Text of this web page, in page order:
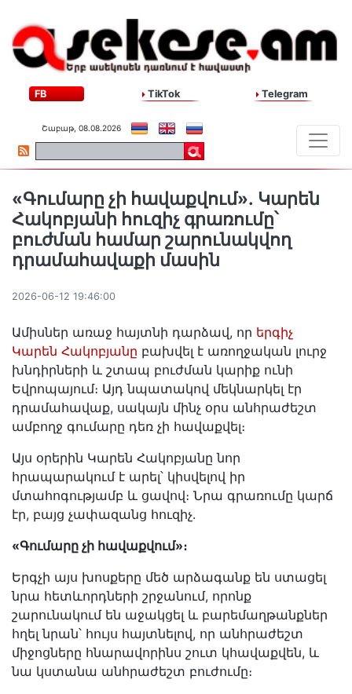
FB TikTok Telegram
Շաբաթ, 08.08.2026
«Գումարը չի հավաքվում»․ Կարեն
Հակոբյանի հուզիչ գրառումը՝
բուժման համար շարունակվող
դրամահավաքի մասին
2026-06-12 19:46:00
Ամիսներ առաջ հայտնի դարձավ, որ երգիչ
Կարեն Հակոբյանը բախվել է առողջական լուրջ
խնդիրների և շտապ բուժման կարիք ունի
Եվրոպայում։ Այդ նպատակով մեկնարկել էր
դրամահավաք, սակայն մինչ օրս անհրաժեշտ
ամբողջ գումարը դեռ չի հավաքվել։
Այս օրերին Կարեն Հակոբյանը նոր
հրապարակում է արել՝ կիսվելով իր
մտահոգությամբ և ցավով։ Նրա գրառումը կարճ
էր, բայց չափազանց հուզիչ.
«Գումարը չի հավաքվում»։
Երգչի այս խոսքերը մեծ արձագանք են ստացել
նրա հետևորդների շրջանում, որոնք
շարունակում են աջակցել և բարեմաղթանքներ
հղել նրան՝ հույս հայտնելով, որ անհրաժեշտ
միջոցները հնարավորինս շուտ կհավաքվեն, և
նա կստանա անհրաժեշտ բուժումը։